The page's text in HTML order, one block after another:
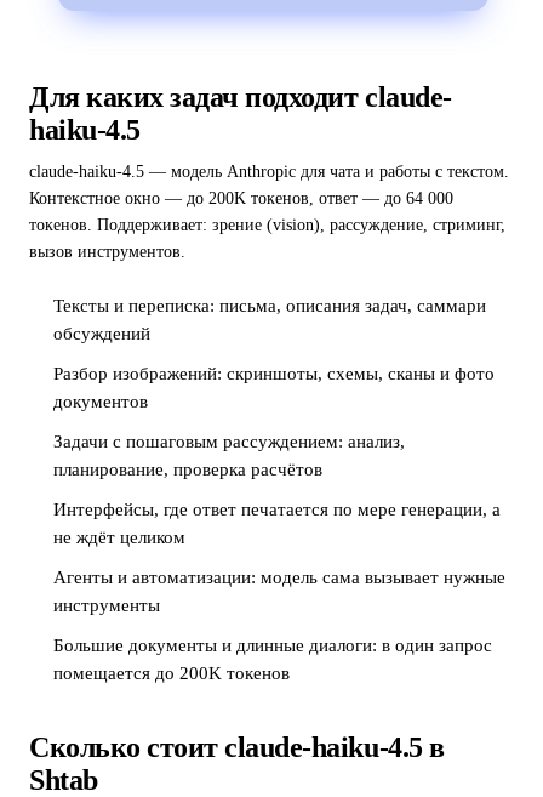
Для каких задач подходит claude-
haiku-4.5
claude-haiku-4.5 — модель Anthropic для чата и работы с текстом.
Контекстное окно — до 200K токенов, ответ — до 64 000
токенов. Поддерживает: зрение (vision), рассуждение, стриминг,
вызов инструментов.
Тексты и переписка: письма, описания задач, саммари
обсуждений
Разбор изображений: скриншоты, схемы, сканы и фото
документов
Задачи с пошаговым рассуждением: анализ,
планирование, проверка расчётов
Интерфейсы, где ответ печатается по мере генерации, а
не ждёт целиком
Агенты и автоматизации: модель сама вызывает нужные
инструменты
Большие документы и длинные диалоги: в один запрос
помещается до 200K токенов
Сколько стоит claude-haiku-4.5 в
Shtab